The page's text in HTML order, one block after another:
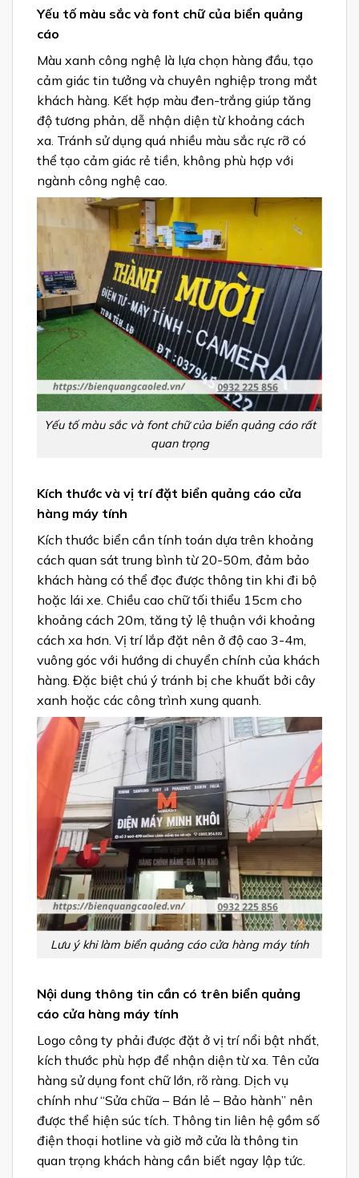
Yếu tố màu sắc và font chữ của biển quảng
cáo
Màu xanh công nghệ là lựa chọn hàng đầu, tạo
cảm giác tin tưởng và chuyên nghiệp trong mắt
khách hàng. Kết hợp màu đen-trắng giúp tăng
độ tương phản, dễ nhận diện từ khoảng cách
xa. Tránh sử dụng quá nhiều màu sắc rực rỡ có
thể tạo cảm giác rẻ tiền, không phù hợp với
ngành công nghệ cao.
Yếu tố màu sắc và font chữ của biển quảng cáo rất
quan trọng
Kích thước và vị trí đặt biển quảng cáo cửa
hàng máy tính
Kích thước biển cần tính toán dựa trên khoảng
cách quan sát trung bình từ 20-50m, đảm bảo
khách hàng có thể đọc được thông tin khi đi bộ
hoặc lái xe. Chiều cao chữ tối thiểu 15cm cho
khoảng cách 20m, tăng tỷ lệ thuận với khoảng
cách xa hơn. Vị trí lắp đặt nên ở độ cao 3-4m,
vuông góc với hướng di chuyển chính của khách
hàng. Đặc biệt chú ý tránh bị che khuất bởi cây
xanh hoặc các công trình xung quanh.
Lưu ý khi làm biển quảng cáo cửa hàng máy tính
Nội dung thông tin cần có trên biển quảng
cáo cửa hàng máy tính
Logo công ty phải được đặt ở vị trí nổi bật nhất,
kích thước phù hợp để nhận diện từ xa. Tên cửa
hàng sử dụng font chữ lớn, rõ ràng. Dịch vụ
chính như “Sửa chữa – Bán lẻ – Bảo hành” nên
được thể hiện súc tích. Thông tin liên hệ gồm số
điện thoại hotline và giờ mở cửa là thông tin
quan trọng khách hàng cần biết ngay lập tức.